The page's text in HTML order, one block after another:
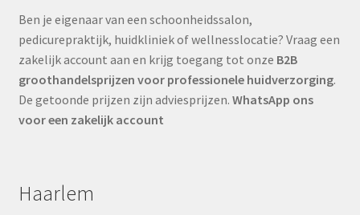
Ben je eigenaar van een schoonheidssalon,
pedicurepraktijk, huidkliniek of wellnesslocatie? Vraag een
zakelijk account aan en krijg toegang tot onze B2B
groothandelsprijzen voor professionele huidverzorging.
De getoonde prijzen zijn adviesprijzen. WhatsApp ons
voor een zakelijk account
Haarlem